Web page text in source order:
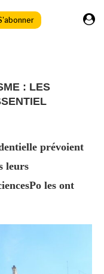
: LES
prévoient
leurs
les ont